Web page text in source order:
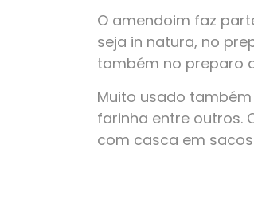
O amendoim faz
seja in natura, no
também no preparo
Muito usado
farinha entre outros.
com casca em